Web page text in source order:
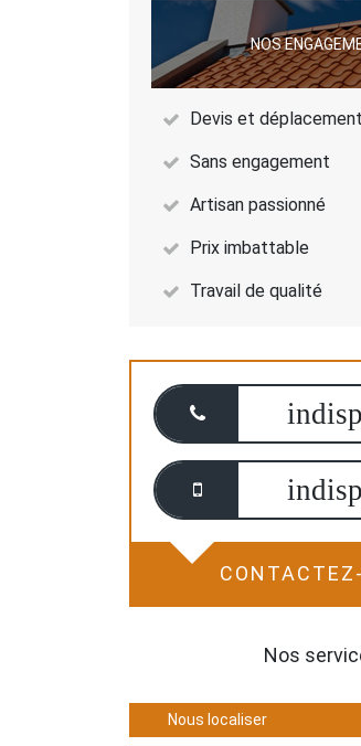
NOS
Devis et
Sans engagement
Artisan passionné
Prix imbattable
Travail de qualité
Nos
Nous localiser